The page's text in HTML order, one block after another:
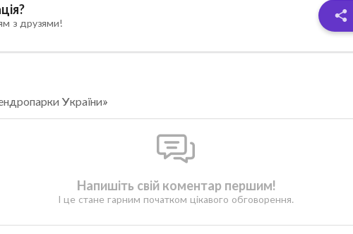
з друзями!
України»
Напишіть свій коментар першим!
І це стане гарним початком цікавого обговорення.